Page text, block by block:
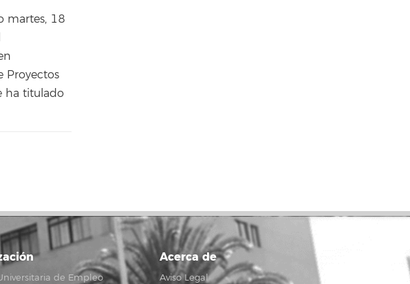
martes, 18
Proyectos
ha titulado
de Empleo
Acerca de
Aviso Legal